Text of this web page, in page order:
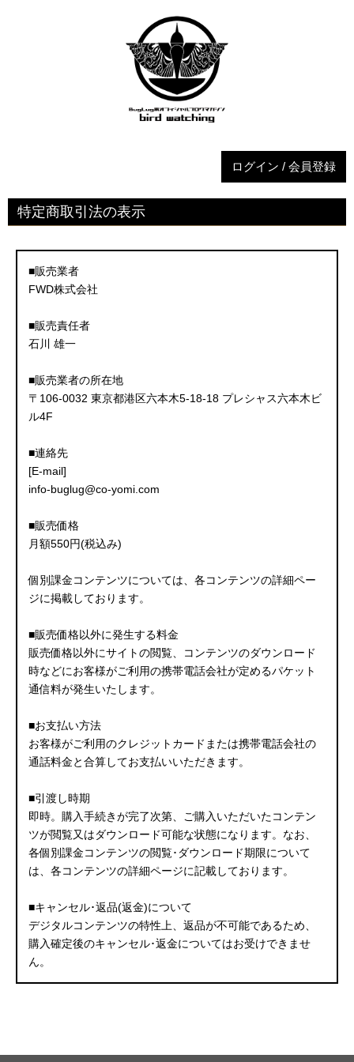
ログイン / 会員登録
特定商取引法の表示
■販売業者
FWD株式会社
■販売責任者
石川 雄一
■販売業者の所在地
〒106-0032 東京都港区六本木5-18-18 プレシャス六本木ビ
ル4F
■連絡先
[E-mail]
info-buglug@co-yomi.com
■販売価格
月額550円(税込み)
個別課金コンテンツについては、各コンテンツの詳細ペー
ジに掲載しております。
■販売価格以外に発生する料金
販売価格以外にサイトの閲覧、コンテンツのダウンロード
時などにお客様がご利用の携帯電話会社が定めるパケット
通信料が発生いたします。
■お支払い方法
お客様がご利用のクレジットカードまたは携帯電話会社の
通話料金と合算してお支払いいただきます。
■引渡し時期
即時。購入手続きが完了次第、ご購入いただいたコンテン
ツが閲覧又はダウンロード可能な状態になります。なお、
各個別課金コンテンツの閲覧･ダウンロード期限について
は、各コンテンツの詳細ページに記載しております。
■キャンセル･返品(返金)について
デジタルコンテンツの特性上、返品が不可能であるため、
購入確定後のキャンセル･返金についてはお受けできませ
ん。